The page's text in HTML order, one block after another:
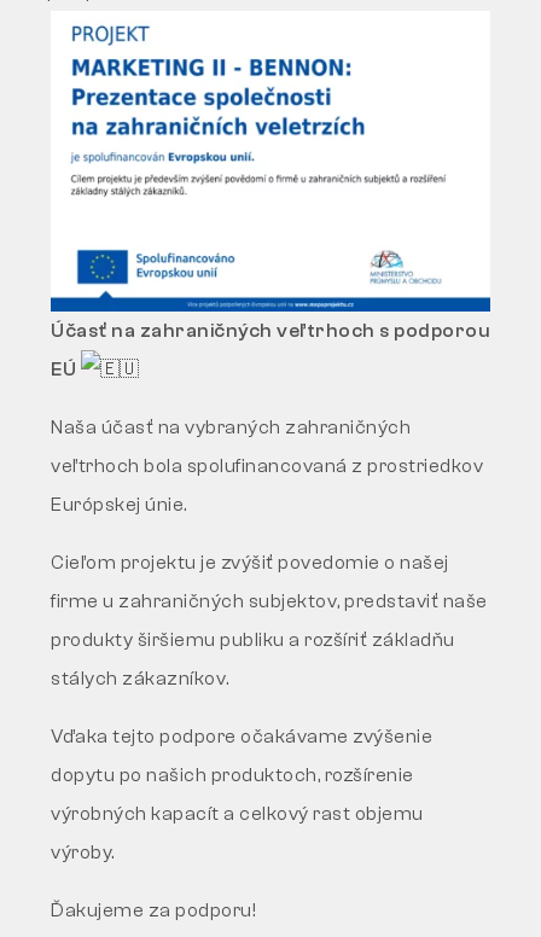
Účasť na zahraničných veľtrhoch s podporou
EÚ
Naša účasť na vybraných zahraničných
veľtrhoch bola spolufinancovaná z prostriedkov
Európskej únie.
Cieľom projektu je zvýšiť povedomie o našej
firme u zahraničných subjektov, predstaviť naše
produkty širšiemu publiku a rozšíriť základňu
stálych zákazníkov.
Vďaka tejto podpore očakávame zvýšenie
dopytu po našich produktoch, rozšírenie
výrobných kapacít a celkový rast objemu
výroby.
Ďakujeme za podporu!